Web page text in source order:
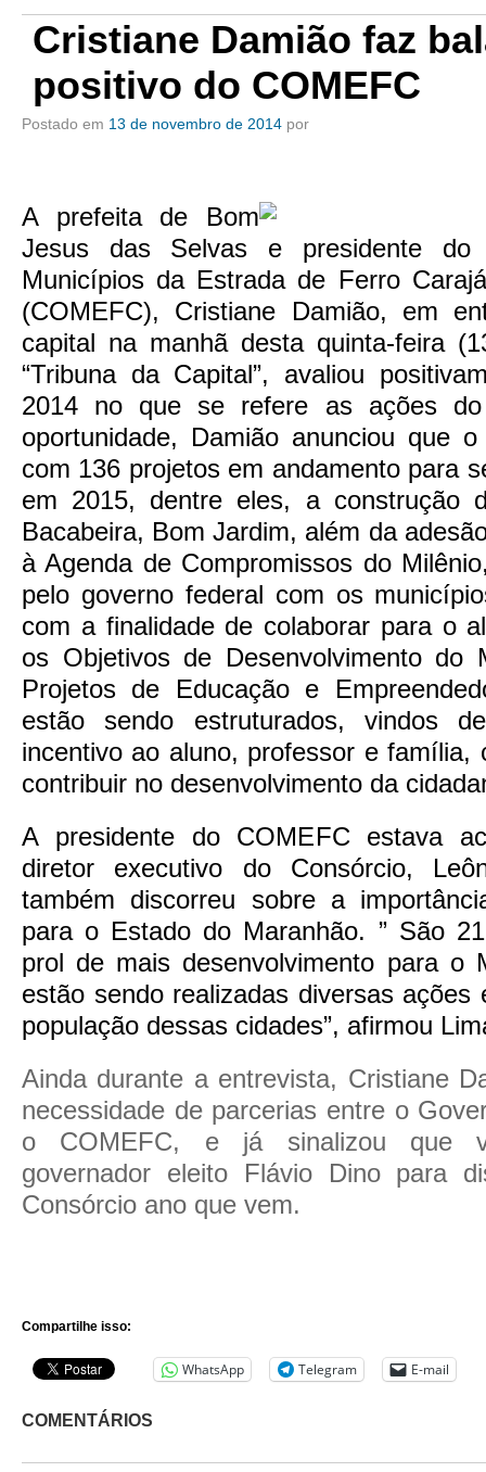
Cristiane Damião faz
positivo do COMEFC
Postado em 13 de novembro de 2014 por
A prefeita de Bom
Jesus das Selvas e presidente do
Municípios da Estrada de Ferro
(COMEFC), Cristiane Damião, em
capital na manhã desta quinta-feira
“Tribuna da Capital”, avaliou
2014 no que se refere as ações
oportunidade, Damião anunciou que
com 136 projetos em andamento para
em 2015, dentre eles, a construção
Bacabeira, Bom Jardim, além da
à Agenda de Compromissos do
pelo governo federal com os
com a finalidade de colaborar para o
os Objetivos de Desenvolvimento do
Projetos de Educação e
estão sendo estruturados, vindos
incentivo ao aluno, professor e família,
contribuir no desenvolvimento da
A presidente do COMEFC estava
diretor executivo do Consórcio,
também discorreu sobre a
para o Estado do Maranhão. ” São
prol de mais desenvolvimento para o
estão sendo realizadas diversas ações
população dessas cidades”, afirmou
Ainda durante a entrevista, Cristiane
necessidade de parcerias entre o
o COMEFC, e já sinalizou que
governador eleito Flávio Dino para
Consórcio ano que vem.
Compartilhe isso:
WhatsApp Telegram E-mail
COMENTÁRIOS